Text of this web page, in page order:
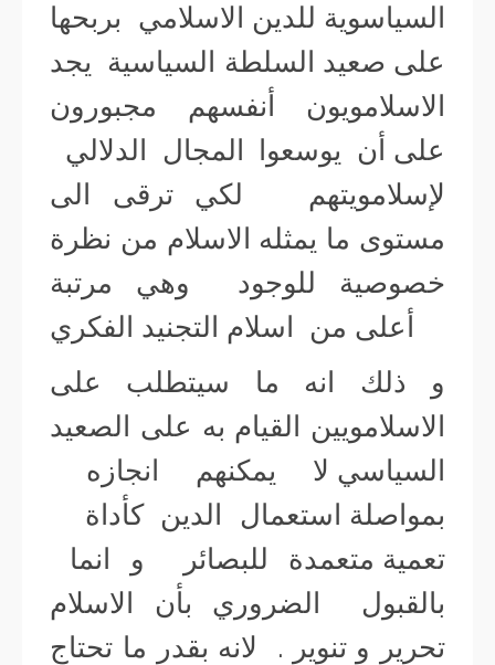
السياسوية للدين الاسلامي بربحها
على صعيد السلطة السياسية يجد
الاسلامويون أنفسهم مجبورون
على أن يوسعوا المجال الدلالي
لإسلامويتهم لكي ترقى الى
مستوى ما يمثله الاسلام من نظرة
خصوصية للوجود وهي مرتبة
أعلى من اسلام التجنيد الفكري
و ذلك انه ما سيتطلب على
الاسلامويين القيام به على الصعيد
السياسي لا يمكنهم انجازه
بمواصلة استعمال الدين كأداة
تعمية متعمدة للبصائر و انما
بالقبول الضروري بأن الاسلام
تحرير و تنوير . لانه بقدر ما تحتاج